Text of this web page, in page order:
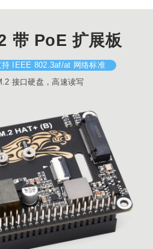
带 PoE 扩展板
IEEE 802.3af/at 网络标准
接口硬盘，高速读写